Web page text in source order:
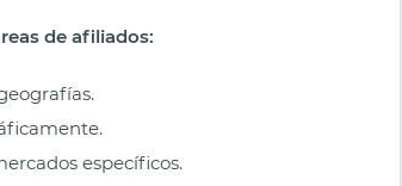
de afiliados:
específicos.